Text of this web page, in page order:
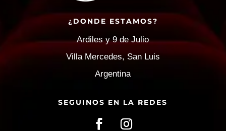
¿DONDE ESTAMOS?
Ardiles y 9 de Julio
Villa Mercedes, San Luis
Argentina
SEGUINOS EN LA REDES